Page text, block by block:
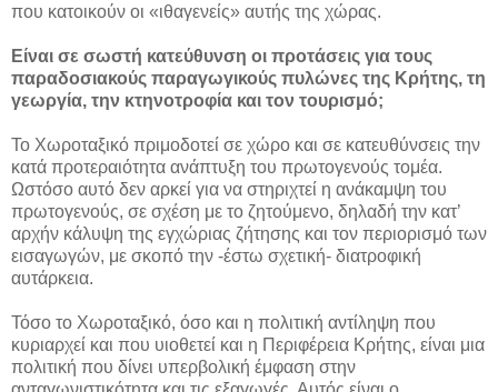
που κατοικούν οι «ιθαγενείς» αυτής της χώρας.
Είναι σε σωστή κατεύθυνση οι προτάσεις για τους
παραδοσιακούς παραγωγικούς πυλώνες της Κρήτης, τη
γεωργία, την κτηνοτροφία και τον τουρισμό;
Το Χωροταξικό πριμοδοτεί σε χώρο και σε κατευθύνσεις την
κατά προτεραιότητα ανάπτυξη του πρωτογενούς τομέα.
Ωστόσο αυτό δεν αρκεί για να στηριχτεί η ανάκαμψη του
πρωτογενούς, σε σχέση με το ζητούμενο, δηλαδή την κατ’
αρχήν κάλυψη της εγχώριας ζήτησης και τον περιορισμό των
εισαγωγών, με σκοπό την -έστω σχετική- διατροφική
αυτάρκεια.
Τόσο το Χωροταξικό, όσο και η πολιτική αντίληψη που
κυριαρχεί και που υιοθετεί και η Περιφέρεια Κρήτης, είναι μια
πολιτική που δίνει υπερβολική έμφαση στην